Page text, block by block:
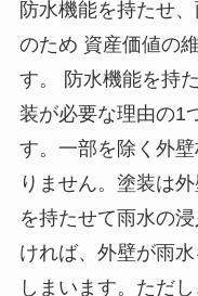
防水機能を持たせ
のため 資産価値の
す。 防水機能を持
装が必要な理由の1
す。一部を除く外
りません。塗装は
を持たせて雨水の
ければ、外壁が雨
しまいます。ただ